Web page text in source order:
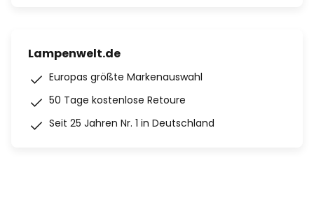
Lampenwelt.de
Europas größte Markenauswahl
50 Tage kostenlose Retoure
Seit 25 Jahren Nr. 1 in Deutschland